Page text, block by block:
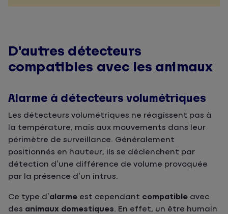
D'autres détecteurs
compatibles avec les animaux
Alarme à détecteurs volumétriques
Les détecteurs volumétriques ne réagissent pas à
la température, mais aux mouvements dans leur
périmètre de surveillance. Généralement
positionnés en hauteur, ils se déclenchent par
détection d’une différence de volume provoquée
par la présence d’un intrus.
Ce type d’alarme est cependant compatible avec
des animaux domestiques. En effet, un être humain